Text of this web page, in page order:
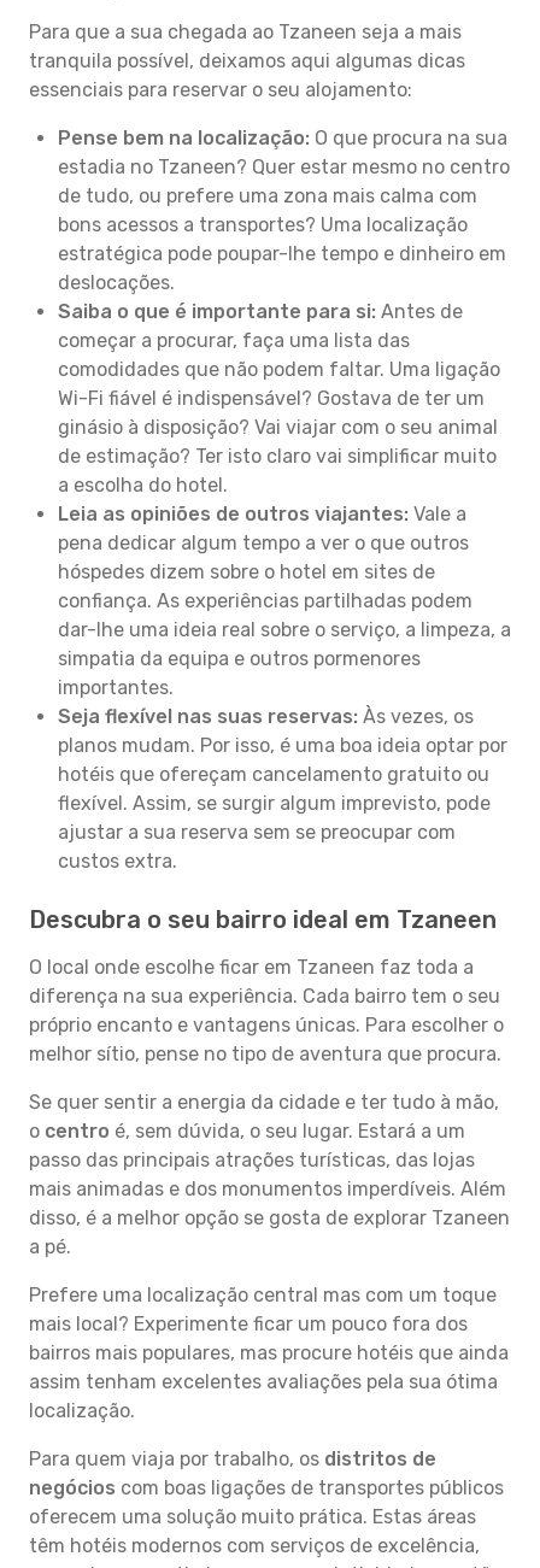
Para que a sua chegada ao Tzaneen seja a mais
tranquila possível, deixamos aqui algumas dicas
essenciais para reservar o seu alojamento:
Pense bem na localização: O que procura na sua
estadia no Tzaneen? Quer estar mesmo no centro
de tudo, ou prefere uma zona mais calma com
bons acessos a transportes? Uma localização
estratégica pode poupar-lhe tempo e dinheiro em
deslocações.
Saiba o que é importante para si: Antes de
começar a procurar, faça uma lista das
comodidades que não podem faltar. Uma ligação
Wi-Fi fiável é indispensável? Gostava de ter um
ginásio à disposição? Vai viajar com o seu animal
de estimação? Ter isto claro vai simplificar muito
a escolha do hotel.
Leia as opiniões de outros viajantes: Vale a
pena dedicar algum tempo a ver o que outros
hóspedes dizem sobre o hotel em sites de
confiança. As experiências partilhadas podem
dar-lhe uma ideia real sobre o serviço, a limpeza, a
simpatia da equipa e outros pormenores
importantes.
Seja flexível nas suas reservas: Às vezes, os
planos mudam. Por isso, é uma boa ideia optar por
hotéis que ofereçam cancelamento gratuito ou
flexível. Assim, se surgir algum imprevisto, pode
ajustar a sua reserva sem se preocupar com
custos extra.
Descubra o seu bairro ideal em Tzaneen
O local onde escolhe ficar em Tzaneen faz toda a
diferença na sua experiência. Cada bairro tem o seu
próprio encanto e vantagens únicas. Para escolher o
melhor sítio, pense no tipo de aventura que procura.
Se quer sentir a energia da cidade e ter tudo à mão,
o centro é, sem dúvida, o seu lugar. Estará a um
passo das principais atrações turísticas, das lojas
mais animadas e dos monumentos imperdíveis. Além
disso, é a melhor opção se gosta de explorar Tzaneen
a pé.
Prefere uma localização central mas com um toque
mais local? Experimente ficar um pouco fora dos
bairros mais populares, mas procure hotéis que ainda
assim tenham excelentes avaliações pela sua ótima
localização.
Para quem viaja por trabalho, os distritos de
negócios com boas ligações de transportes públicos
oferecem uma solução muito prática. Estas áreas
têm hotéis modernos com serviços de excelência,